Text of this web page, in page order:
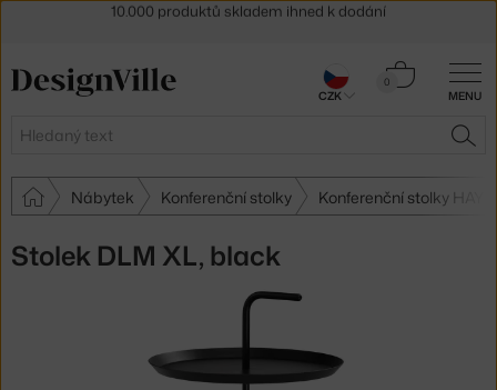
MENU
Hledat
0
Košík
Nábytek Konferenční stolky Konferenční stolky HAY
Stolek DLM XL, black
30 dní na vrácení zboží
CZK